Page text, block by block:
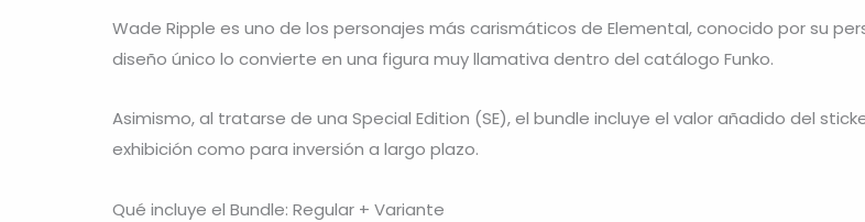
Wade Ripple es uno de los personajes más carismáticos de Elemental, conocido por su
diseño único lo convierte en una figura muy llamativa dentro del catálogo Funko.
Asimismo, al tratarse de una Special Edition (SE), el bundle incluye el valor añadido del
exhibición como para inversión a largo plazo.
Qué incluye el Bundle: Regular + Variante